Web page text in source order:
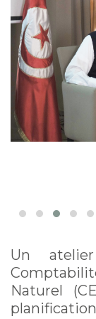
Un
Naturel